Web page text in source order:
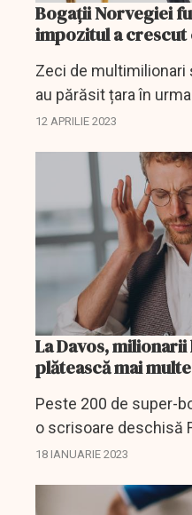
Bogații Norvegiei
impozitul a crescut
Zeci de multimilionari
au părăsit țara în
avere. Destinația
12 APRILIE 2023
La Davos,
plătească mai
Peste 200 de super-
o scrisoare deschisă
Mondial în care cer
18 IANUARIE 2023